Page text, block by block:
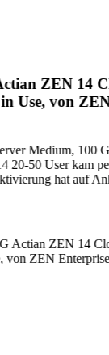
ZEN 14
Use, von
Medium, 100
20-50 User kam
hat auf
Actian ZEN 14
ZEN